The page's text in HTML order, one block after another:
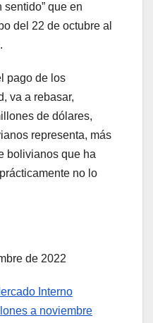
sentido” que en
del 22 de octubre al
pago de los
va a rebasar,
de dólares,
representa, más
bolivianos que ha
no lo
de 2022
Interno
a noviembre